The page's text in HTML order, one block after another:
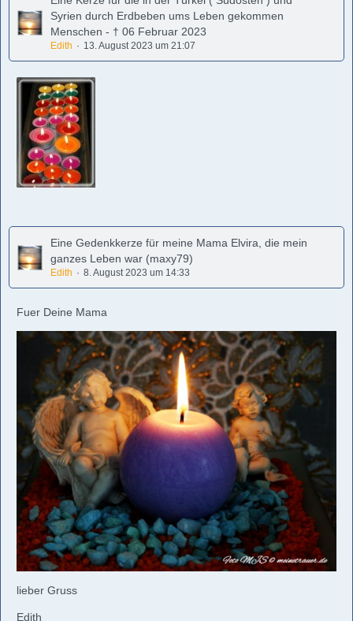
Syrien durch Erdbeben ums Leben gekommen
Menschen - † 06 Februar 2023
Edith 13. August 2023 um 21:07
Eine Gedenkkerze für meine Mama Elvira, die mein
ganzes Leben war (maxy79)
Edith 8. August 2023 um 14:33
Fuer Deine Mama
lieber Gruss
Edith